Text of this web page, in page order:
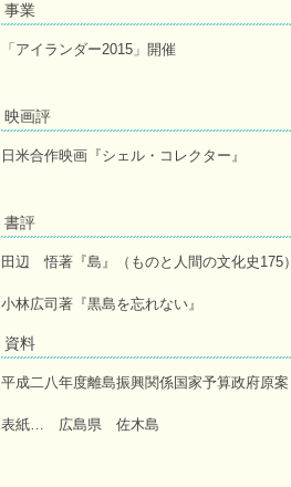
事業
「アイランダー2015」開催
映画評
日米合作映画『シェル・コレクター』
書評
田辺 悟著『島』（ものと人間の文化史175）
小林広司著『黒島を忘れない』
資料
平成二八年度離島振興関係国家予算政府原案
表紙… 広島県 佐木島